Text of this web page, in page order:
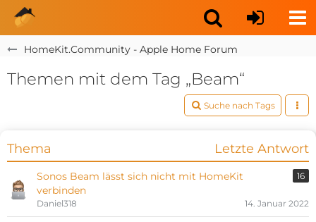
HomeKit.Community - Apple Home Forum
Themen mit dem Tag „Beam“
Suche nach Tags
Thema Letzte Antwort
Sonos Beam lässt sich nicht mit HomeKit
verbinden
16
Daniel318 14. Januar 2022